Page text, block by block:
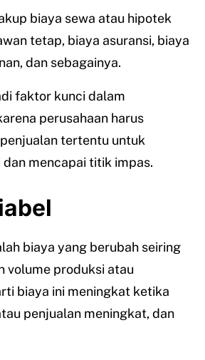
biaya sewa atau hipotek
tetap, biaya asuransi, biaya
dan sebagainya.
faktor kunci dalam
perusahaan harus
tertentu untuk
mencapai titik impas.
biaya yang berubah seiring
volume produksi atau
biaya ini meningkat ketika
penjualan meningkat, dan